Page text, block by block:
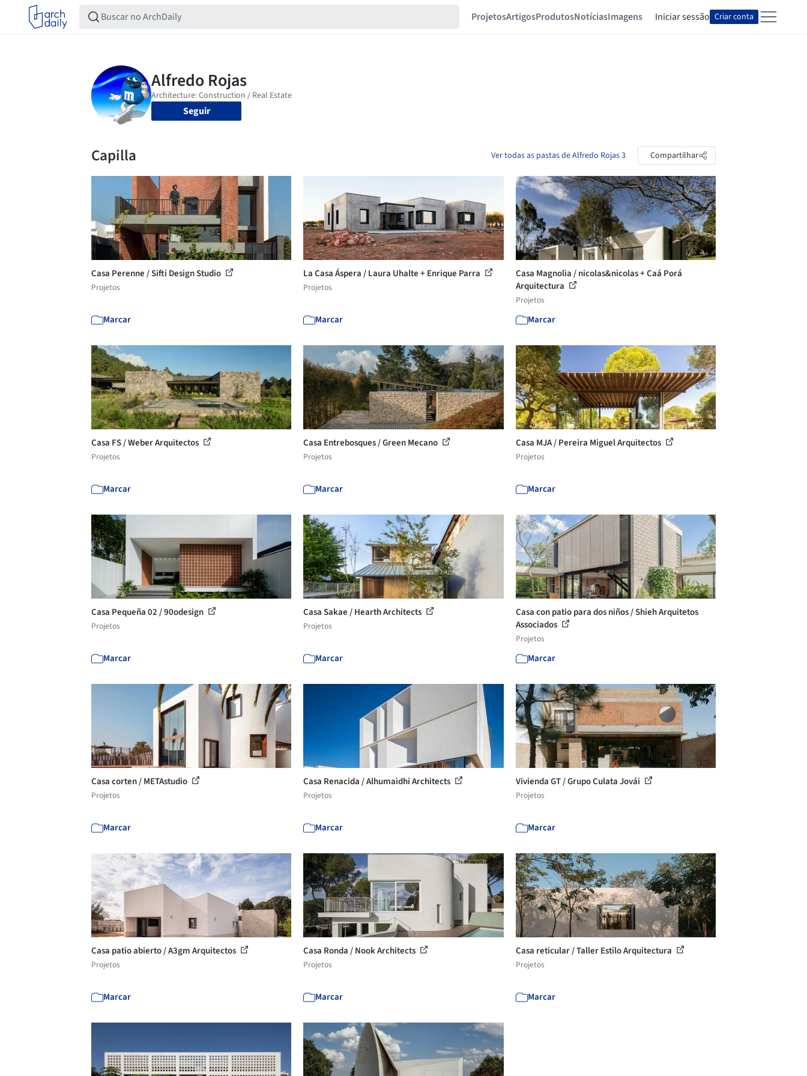
ProjetosArtigosProdutosNotíciasImagens Iniciar sessão Criar conta
Seguir
Capilla Ver todas as pastas de Alfredo Rojas 3 Compartilhar
Casa Perenne / Sifti Design Studio
Projetos
Marcar
La Casa Áspera / Laura Uhalte + Enrique Parra
Projetos
Marcar
Casa Magnolia / nicolas&nicolas + Caá Porá
Arquitectura
Projetos
Marcar
Casa FS / Weber Arquitectos
Projetos
Marcar
Casa Entrebosques / Green Mecano
Projetos
Marcar
Casa MJA / Pereira Miguel Arquitectos
Projetos
Marcar
Casa Pequeña 02 / 90odesign
Projetos
Marcar
Casa Sakae / Hearth Architects
Projetos
Marcar
Casa con patio para dos niños / Shieh Arquitetos
Associados
Projetos
Marcar
Casa corten / METAstudio
Projetos
Marcar
Casa Renacida / Alhumaidhi Architects
Projetos
Marcar
Vivienda GT / Grupo Culata Jovái
Projetos
Marcar
Casa patio abierto / A3gm Arquitectos
Projetos
Marcar
Casa Ronda / Nook Architects
Projetos
Marcar
Casa reticular / Taller Estilo Arquitectura
Projetos
Marcar